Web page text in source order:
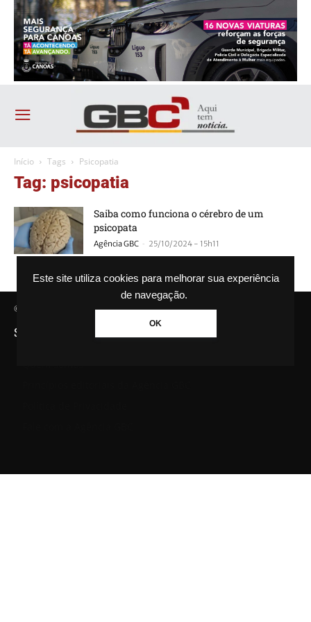
Este site utiliza cookies para melhorar sua experiência
de navegação.
OK
Início Tags Psicopatia
Tag: psicopatia
Saiba como funciona o cérebro de um
psicopata
Agência GBC - 25/10/2024 - 15h11
© Agência GBC. Aqui tem notícia. Todos os direitos reservados.
SAIBA MAIS SOBRE A AGÊNCIA GBC